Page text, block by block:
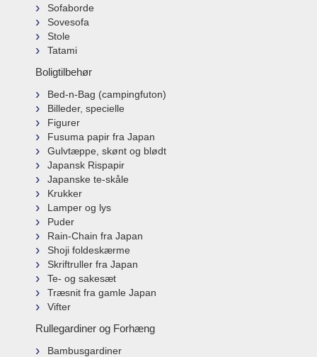
Sofaborde
Sovesofa
Stole
Tatami
Boligtilbehør
Bed-n-Bag (campingfuton)
Billeder, specielle
Figurer
Fusuma papir fra Japan
Gulvtæppe, skønt og blødt
Japansk Rispapir
Japanske te-skåle
Krukker
Lamper og lys
Puder
Rain-Chain fra Japan
Shoji foldeskærme
Skriftruller fra Japan
Te- og sakesæt
Træsnit fra gamle Japan
Vifter
Rullegardiner og Forhæng
Bambusgardiner